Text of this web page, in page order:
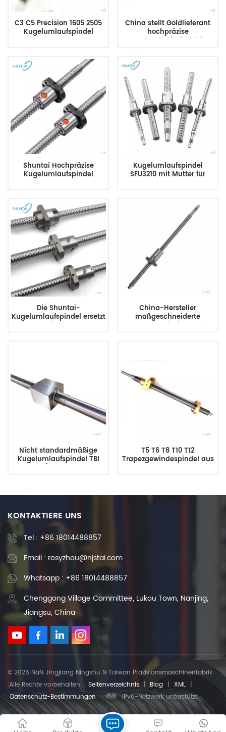
C3 C5 Precision 1605 2505
Kugelumlaufspindel
China stellt Goldlieferant
hochpräzise
Kugelumlaufspindel für
Shuntai Hochpräzise
Kugelumlaufspindel
Kugelumlaufspindel
SFU3210 mit Mutter für
Die Shuntai-
Kugelumlaufspindel ersetzt
China-Hersteller
maßgeschneiderte
Nicht standardmäßige
Kugelumlaufspindel TBI
SFU1605 (Durchmesser 16
T5 T6 T8 T10 T12
Trapezgewindespindel aus
Edelstahl mit
KONTAKTIERE UNS
Tel : +86 18014488857
Email : rosyzhou@njstai.com
Whatsapp : +86 18014488857
Chenggong Village Committee, Lukou Town, Nanjing,
Jiangsu, China
© 2026 NaN Jingjiang Ningshu N Taiwan Präzisionsmaschinenfabrik
.Alle Rechte vorbehalten . Seitenverzeichnis | Blog | XML |
Datenschutz-Bestimmungen
IPv6-Netzwerk unterstützt